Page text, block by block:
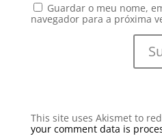
Guardar o meu nome,
navegador para a próxima
This site uses Akismet to
your comment data is